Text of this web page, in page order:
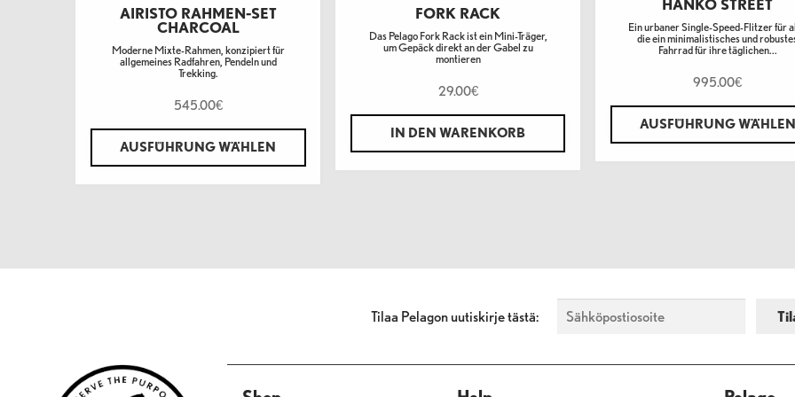
AIRISTO RAHMEN-SET
CHARCOAL
Moderne Mixte-Rahmen, konzipiert für
allgemeines Radfahren, Pendeln und
Trekking.
545.00€
AUSFÜHRUNG WÄHLEN
FORK RACK
Das Pelago Fork Rack ist ein Mini-Träger,
um Gepäck direkt an der Gabel zu
montieren
29.00€
IN DEN WARENKORB
HANKO STREET
Ein urbaner Single-Speed-Flitzer für
die ein minimalistisches und
Fahrrad für ihre täglichen...
995.00€
AUSFÜHRUNG WÄHLEN
Tilaa Pelagon uutiskirje tästä: